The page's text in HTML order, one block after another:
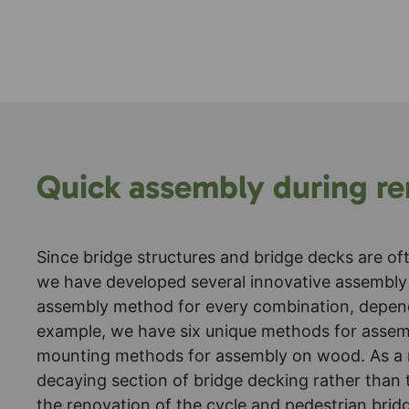
Quick assembly during
Since bridge structures and bridge decks are
we have developed several innovative
assembly method for every combination,
example, we have six unique methods for
mounting methods for assembly on wood. As
decaying section of bridge decking rather
the renovation of the cycle and pedestrian